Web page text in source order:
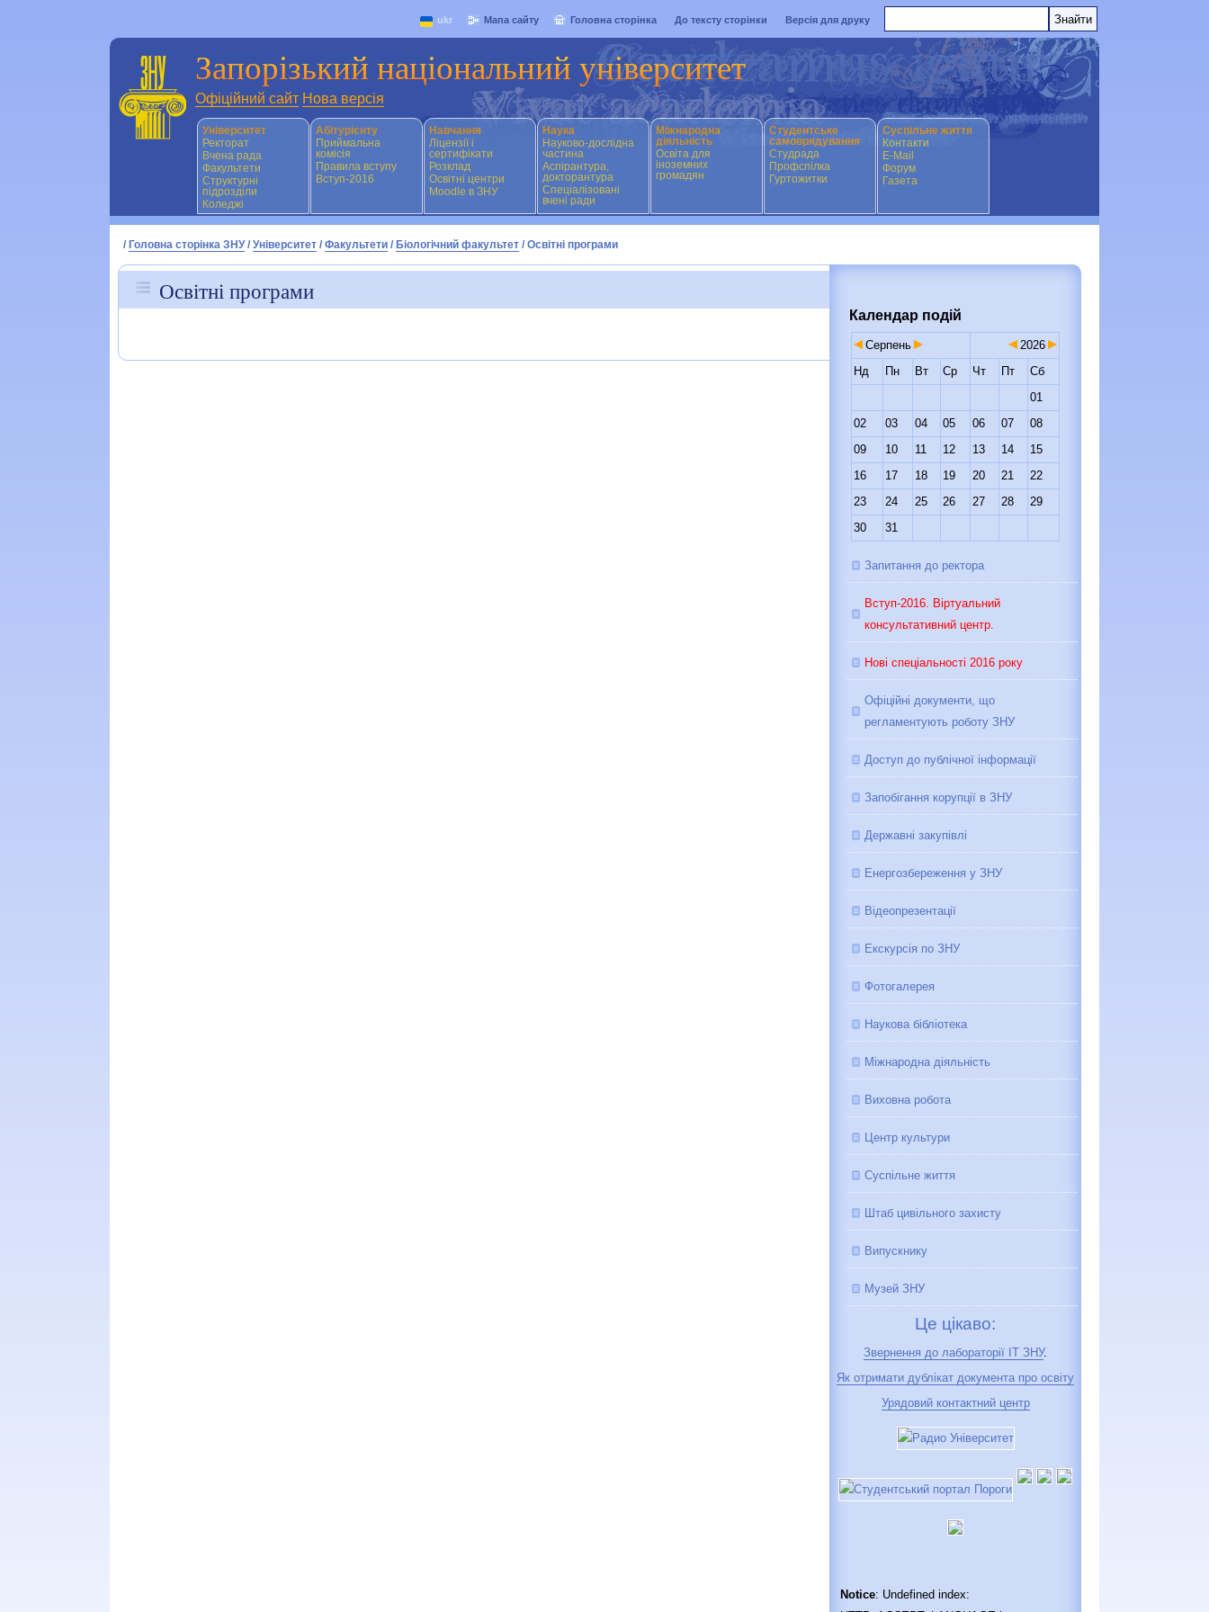
ukr Мапа сайту Головна сторінка До тексту сторінки Версія для друку
Запорізький національний університет
Офіційний сайт Нова версія
Університет
Ректорат
Вчена рада
Факультети
Структурні
підрозділи
Коледжі
Абітурієнту
Приймальна
комісія
Правила вступу
Вступ-2016
Навчання
Ліцензії і
сертифікати
Розклад
Освітні центри
Moodle в ЗНУ
Наука
Науково-дослідна
частина
Аспірантура,
докторантура
Спеціалізовані
вчені ради
Міжнародна
діяльність
Освіта для
іноземних
громадян
Студентське
самоврядування
Студрада
Профспілка
Гуртожитки
Суспільне життя
Контакти
E-Mail
Форум
Газета
/ Головна сторінка ЗНУ/ Університет / Факультети / Біологічний факультет / Освітні програми
Освітні програми
Календар подій
Серпень
2026
Нд
Пн Вт Ср Чт Пт
Сб
01
02
03 04 05 06 07
08
09
10 11 12 13 14
15
16
17 18 19 20 21
22
23
24 25 26 27 28
29
30
31
Запитання до ректора
Вступ-2016. Віртуальний
консультативний центр.
Нові спеціальності 2016 року
Офіційні документи, що
регламентують роботу ЗНУ
Доступ до публічної інформації
Запобігання корупції в ЗНУ
Державні закупівлі
Енергозбереження у ЗНУ
Відеопрезентації
Екскурсія по ЗНУ
Фотогалерея
Наукова бібліотека
Міжнародна діяльність
Виховна робота
Центр культури
Суспільне життя
Штаб цивільного захисту
Випускнику
Музей ЗНУ
Це цікаво:
Звернення до лабораторії IT ЗНУ.
Як отримати дублікат документа про освіту
Урядовий контактний центр
Notice: Undefined index: